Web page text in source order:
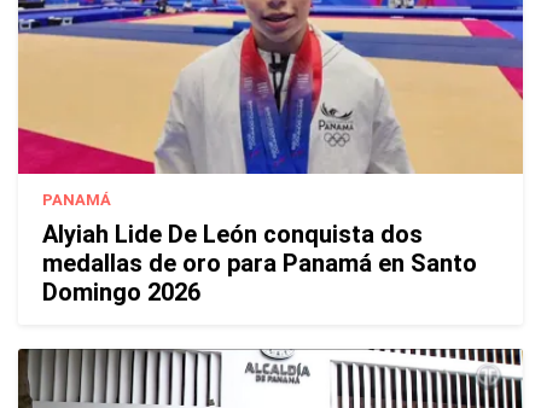
PANAMÁ
Alyiah Lide De León conquista dos
medallas de oro para Panamá en Santo
Domingo 2026